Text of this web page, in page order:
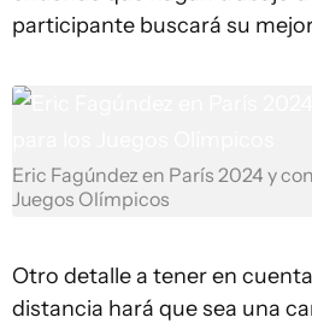
participante buscará su
Eric Fagúndez en París 2024 y
Juegos Olímpicos
Otro detalle a tener en
distancia hará que sea una